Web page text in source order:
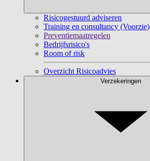
Risicogestuurd adviseren
Training en consultancy (Voorzie)
Preventiemaatregelen
Bedrijfsrisico's
Room of risk
Overzicht Risicoadvies
Verzekeringen